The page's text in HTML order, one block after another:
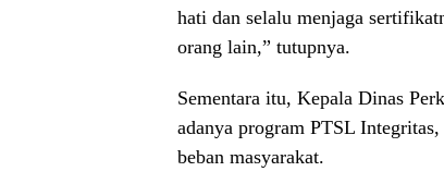
hati dan selalu menjaga
orang lain,” tutupnya.
Sementara itu, Kepala Dinas
adanya program PTSL
beban masyarakat.